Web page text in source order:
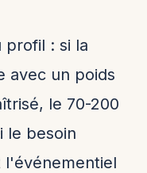
profil : si la
avec un poids
le 70-200
le besoin